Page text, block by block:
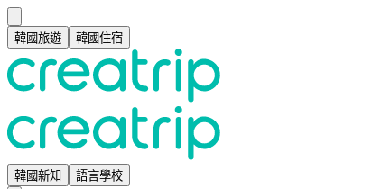
韓國旅遊 韓國住宿
韓國新知 語言學校